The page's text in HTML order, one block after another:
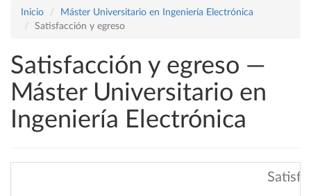
Inicio
Máster Universitario en Ingeniería Electrónica
Satisfacción y egreso
Satisfacción y egreso —
Máster Universitario en
Ingeniería Electrónica